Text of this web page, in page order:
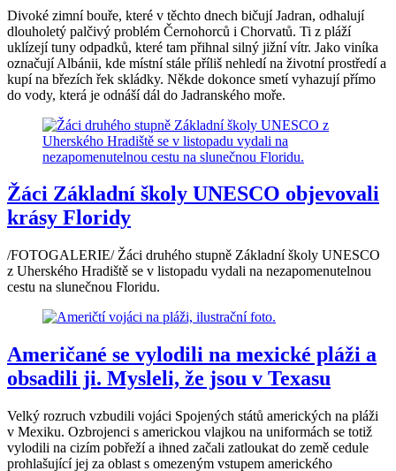
Divoké zimní bouře, které v těchto dnech bičují Jadran, odhalují
dlouholetý palčivý problém Černohorců i Chorvatů. Ti z pláží
uklízejí tuny odpadků, které tam přihnal silný jižní vítr. Jako viníka
označují Albánii, kde místní stále příliš nehledí na životní prostředí a
kupí na březích řek skládky. Někde dokonce smetí vyhazují přímo
do vody, která je odnáší dál do Jadranského moře.
Žáci Základní školy UNESCO objevovali
krásy Floridy
/FOTOGALERIE/ Žáci druhého stupně Základní školy UNESCO
z Uherského Hradiště se v listopadu vydali na nezapomenutelnou
cestu na slunečnou Floridu.
Američané se vylodili na mexické pláži a
obsadili ji. Mysleli, že jsou v Texasu
Velký rozruch vzbudili vojáci Spojených států amerických na pláži
v Mexiku. Ozbrojenci s americkou vlajkou na uniformách se totiž
vylodili na cizím pobřeží a ihned začali zatloukat do země cedule
prohlašující jej za oblast s omezeným vstupem amerického